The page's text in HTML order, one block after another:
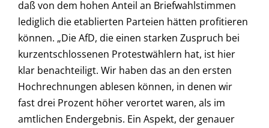
daß von dem hohen Anteil an Briefwahlstimmen
lediglich die etablierten Parteien hätten profitieren
können. „Die AfD, die einen starken Zuspruch bei
kurzentschlossenen Protestwählern hat, ist hier
klar benachteiligt. Wir haben das an den ersten
Hochrechnungen ablesen können, in denen wir
fast drei Prozent höher verortet waren, als im
amtlichen Endergebnis. Ein Aspekt, der genauer